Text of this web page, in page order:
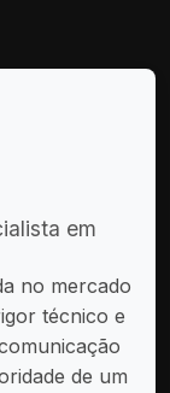
em
no mercado
técnico e
de um